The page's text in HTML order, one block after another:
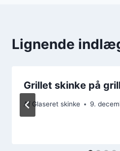
Lignende
Grillet skinke på
Af Glaseret skinke 9.